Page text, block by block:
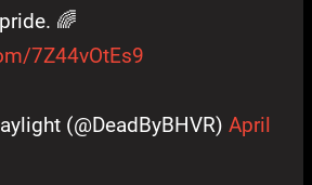
🌈
7Z44vOtEs9
(@DeadByBHVR) April